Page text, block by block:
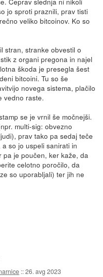
jo sproti praznili, prav tisti
veliko bitcoinov. Ko so
stran, stranke obvestil o
z organi pregona in najel
škoda je presegla šest
bitcoini. Tu so še
novega sistema, plačilo
vedno raste.
se je vrnil še močnejši.
multi-sig: obvezno
prav tako pa sedaj teče
so jo uspeli sanirati in
pa je poučen, ker kaže, da
celotno poročilo, da
so uporabljali) ter jih ne
::26. avg 2023